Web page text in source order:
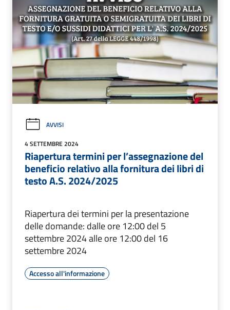
AVVISI
4 SETTEMBRE 2024
Riapertura termini per l’assegnazione del
beneficio relativo alla fornitura dei libri di
testo A.S. 2024/2025
Riapertura dei termini per la presentazione
delle domande: dalle ore 12:00 del 5
settembre 2024 alle ore 12:00 del 16
settembre 2024
Accesso all'informazione